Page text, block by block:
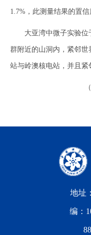
1.7%，此测量结果的置信
大亚湾中微子实验位
群附近的山洞内，紧邻
站与岭澳核电站，并且紧
地址
编：